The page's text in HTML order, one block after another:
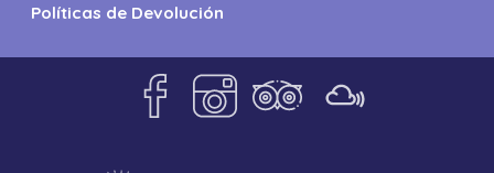
Políticas de Devolución